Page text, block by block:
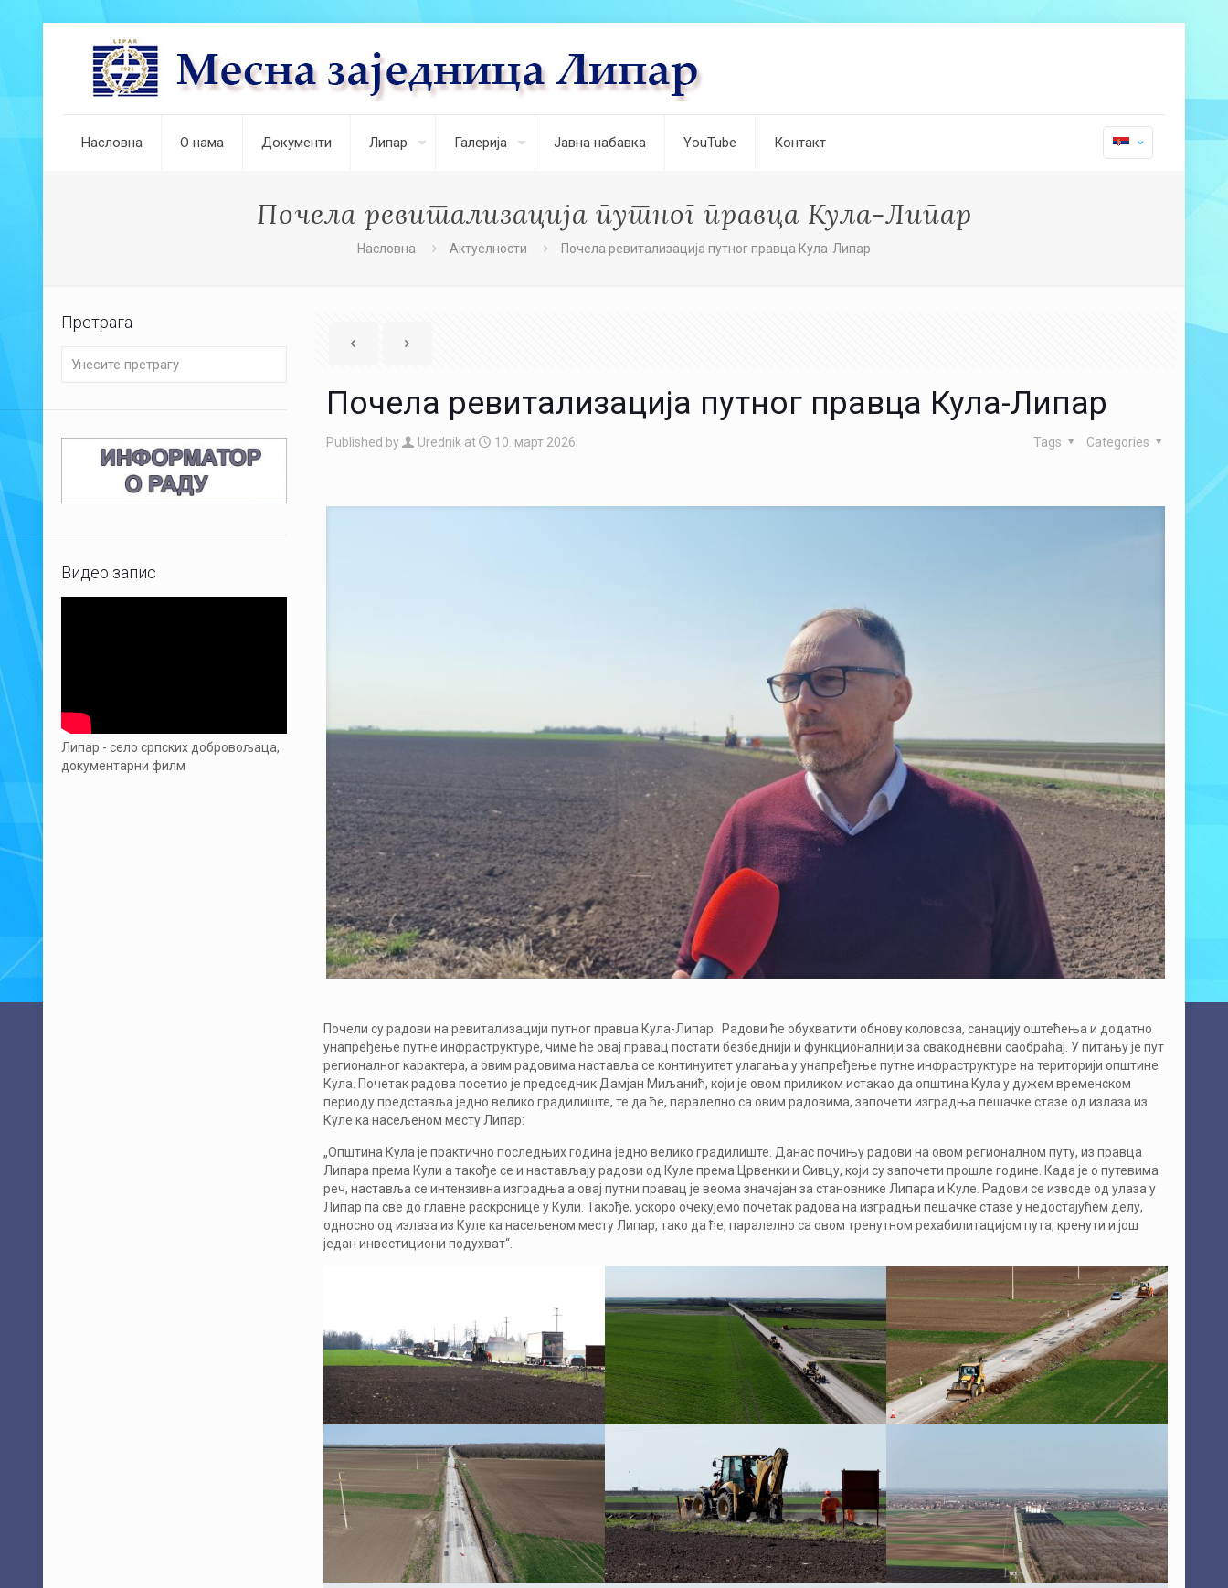
Насловна О нама Документи Липар Галерија Јавна набавка YouTube Контакт
Почела ревитализација путног правца Кула-Липар
Насловна Актуелности Почела ревитализација путног правца Кула-Липар
Почела ревитализација путног правца Кула-Липар
Published by Urednik at 10. март 2026. Categories
Tags
Почели су радови на ревитализацији путног правца Кула-Липар. Радови ће обухватити обнову коловоза, санацију оштећења и додатно
унапређење путне инфраструктуре, чиме ће овај правац постати безбеднији и функционалнији за свакодневни саобраћај. У питању је пут
регионалног карактера, а овим радовима наставља се континуитет улагања у унапређење путне инфраструктуре на територији општине
Кула. Почетак радова посетио је председник Дамјан Миљанић, који је овом приликом истакао да општина Кула у дужем временском
периоду представља једно велико градилиште, те да ће, паралелно са овим радовима, започети изградња пешачке стазе од излаза из
Куле ка насељеном месту Липар:
„Општина Кула је практично последњих година једно велико градилиште. Данас почињу радови на овом регионалном путу, из правца
Липара према Кули а такође се и настављају радови од Куле према Црвенки и Сивцу, који су започети прошле године. Када је о путевима
реч, наставља се интензивна изградња а овај путни правац је веома значајан за становнике Липара и Куле. Радови се изводе од улаза у
Липар па све до главне раскрснице у Кули. Такође, ускоро очекујемо почетак радова на изградњи пешачке стазе у недостајућем делу,
односно од излаза из Куле ка насељеном месту Липар, тако да ће, паралелно са овом тренутном рехабилитацијом пута, кренути и још
један инвестициони подухват“.
Претрага
Видео запис
Липар - село српских добровољаца,
документарни филм